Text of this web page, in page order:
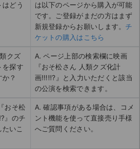
どう
は以下のページから購入が可能
です。ご登録がまだの方はまず
新規登録からお願いします。 チ
ケットの購入はこちら
クズ
を探す
？
A. ページ上部の検索欄に映画
『おそ松さん 人類クズ化計
画!!!!!?』と入力いただくと該当
の公演を検索できます。
おそ松
』のチ
いこ
A. 確認事項がある場合は、コメ
ント機能を使って直接売り手様
へご質問ください。